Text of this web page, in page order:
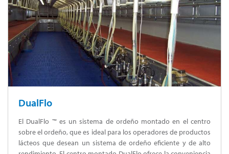
DualFlo
El DualFlo ™ es un sistema de ordeño montado en el centro
sobre el ordeño, que es ideal para los operadores de productos
lácteos que desean un sistema de ordeño eficiente y de alto